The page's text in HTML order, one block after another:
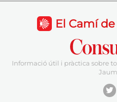
El Camí
Informació útil i pràctica sobre